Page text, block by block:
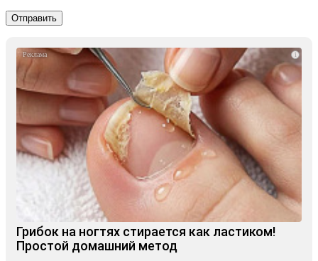
i
Грибок на ногтях стирается как ластиком!
Простой домашний метод